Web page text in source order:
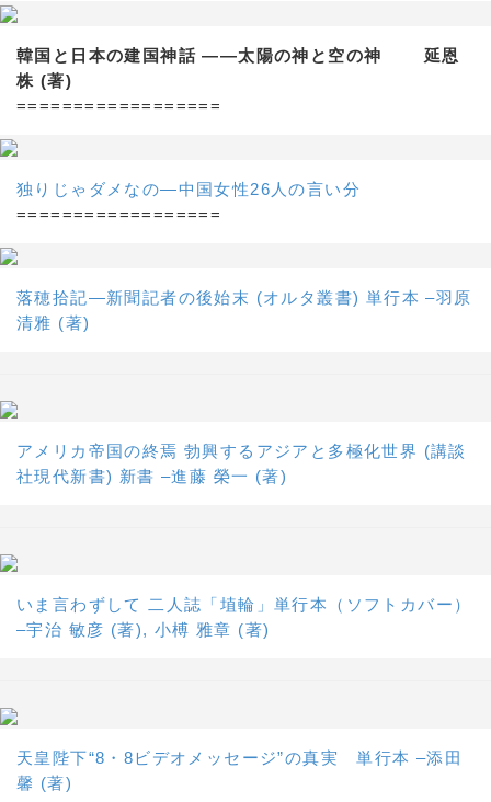
韓国と日本の建国神話 ——太陽の神と空の神 延恩
株 (著)
==================
独りじゃダメなの―中国女性26人の言い分
==================
落穂拾記―新聞記者の後始末 (オルタ叢書) 単行本 –羽原
清雅 (著)
アメリカ帝国の終焉 勃興するアジアと多極化世界 (講談
社現代新書) 新書 –進藤 榮一 (著)
いま言わずして 二人誌「埴輪」単行本（ソフトカバー）
–宇治 敏彦 (著), 小榑 雅章 (著)
天皇陛下“8・8ビデオメッセージ”の真実 単行本 –添田
馨 (著)